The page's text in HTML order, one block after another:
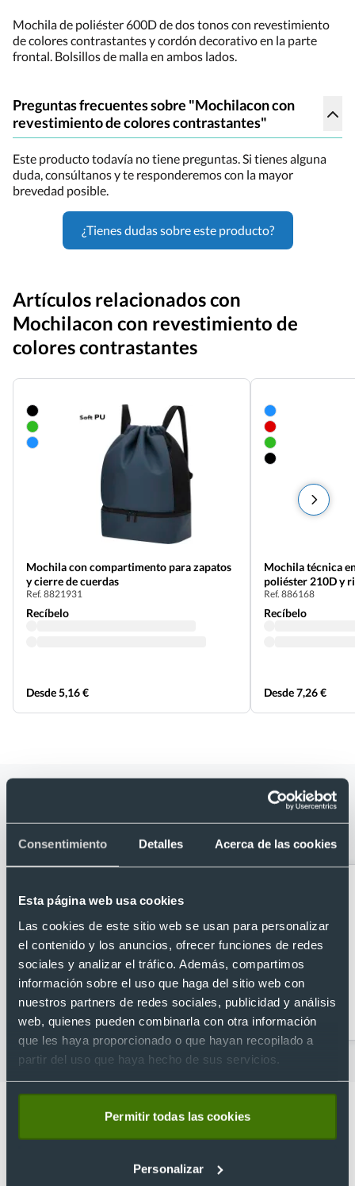
Consentimiento Detalles Acerca de las cookies
Esta página web usa cookies
Las cookies de este sitio web se usan para personalizar
el contenido y los anuncios, ofrecer funciones de redes
sociales y analizar el tráfico. Además, compartimos
información sobre el uso que haga del sitio web con
nuestros partners de redes sociales, publicidad y análisis
web, quienes pueden combinarla con otra información
que les haya proporcionado o que hayan recopilado a
partir del uso que haya hecho de sus servicios.
Permitir todas las cookies
Personalizar
Mochila de poliéster 600D de dos tonos con revestimiento
de colores contrastantes y cordón decorativo en la parte
frontal. Bolsillos de malla en ambos lados.
Preguntas frecuentes sobre "Mochilacon con
revestimiento de colores contrastantes"
Este producto todavía no tiene preguntas. Si tienes alguna
duda, consúltanos y te responderemos con la mayor
brevedad posible.
¿Tienes dudas sobre este producto?
Artículos relacionados con
Mochilacon con revestimiento de
colores contrastantes
Mochila con compartimento para zapatos
y cierre de cuerdas
Ref. 8821931
Recíbelo
Desde 5,16 €
Mochila técnica
poliéster 210D y
Ref. 886168
Recíbelo
Desde 7,26 €
Mochilacon con revestimiento de
colores contrastantes
Accesorios de viaje
Bandoleras
personalizadas
Lo que dicen nuestros clientes